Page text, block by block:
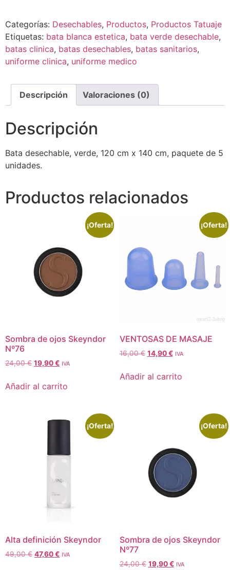
Categorías: Desechables, Productos, Productos Tatuaje
Etiquetas: bata blanca estetica, bata verde desechable,
batas clinica, batas desechables, batas sanitarios,
uniforme clinica, uniforme medico
Descripción Valoraciones (0)
Descripción
Bata desechable, verde, 120 cm x 140 cm, paquete de 5
unidades.
Productos relacionados
¡Oferta!
Sombra de ojos Skeyndor
Nº76
24,00€ 19,90€ IVA
Añadir al carrito
¡Oferta!
VENTOSAS DE MASAJE
16,00€ 14,90€ IVA
Añadir al carrito
¡Oferta!
Alta definición Skeyndor
49,00€ 47,60€ IVA
¡Oferta!
Sombra de ojos Skeyndor
Nº77
24,00€ 19,90€ IVA